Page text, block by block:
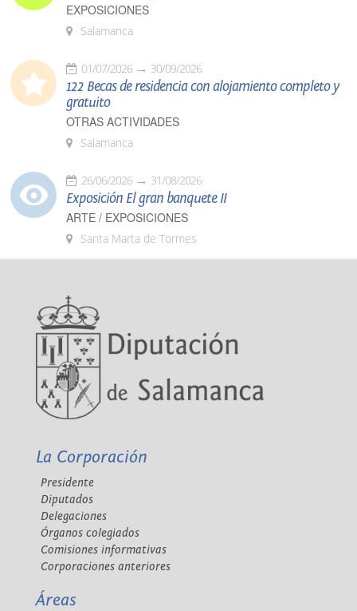
EXPOSICIONES
Salamanca
01/07/2026 30/09/2026
122 Becas de residencia con alojamiento completo y
gratuito
OTRAS ACTIVIDADES
Salamanca
26/06/2026 31/08/2026
Exposición El gran banquete II
ARTE / EXPOSICIONES
Santa Marta de Tormes
La Corporación
Presidente
Diputados
Delegaciones
Órganos colegiados
Comisiones informativas
Corporaciones anteriores
Áreas